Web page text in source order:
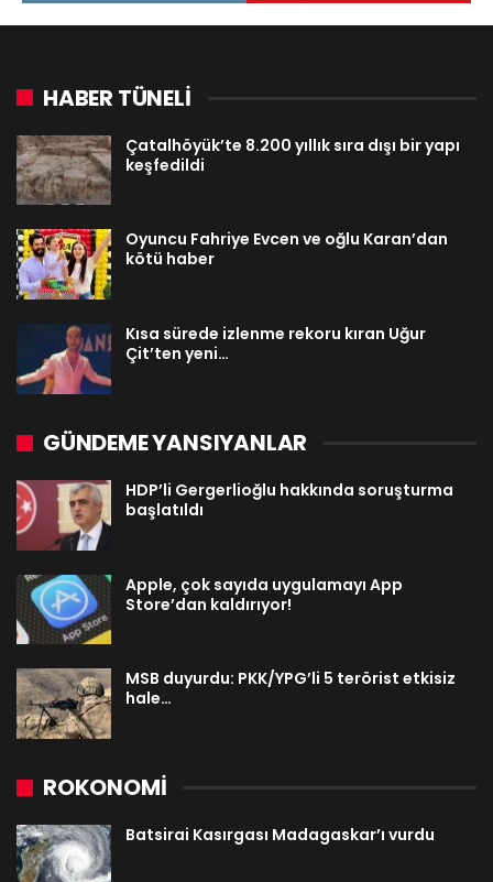
HABER TÜNELİ
Çatalhöyük’te 8.200 yıllık sıra dışı bir yapı
keşfedildi
Oyuncu Fahriye Evcen ve oğlu Karan’dan
kötü haber
Kısa sürede izlenme rekoru kıran Uğur
Çit’ten yeni…
GÜNDEME YANSIYANLAR
HDP’li Gergerlioğlu hakkında soruşturma
başlatıldı
Apple, çok sayıda uygulamayı App
Store’dan kaldırıyor!
MSB duyurdu: PKK/YPG’li 5 terörist etkisiz
hale…
ROKONOMİ
Batsirai Kasırgası Madagaskar’ı vurdu